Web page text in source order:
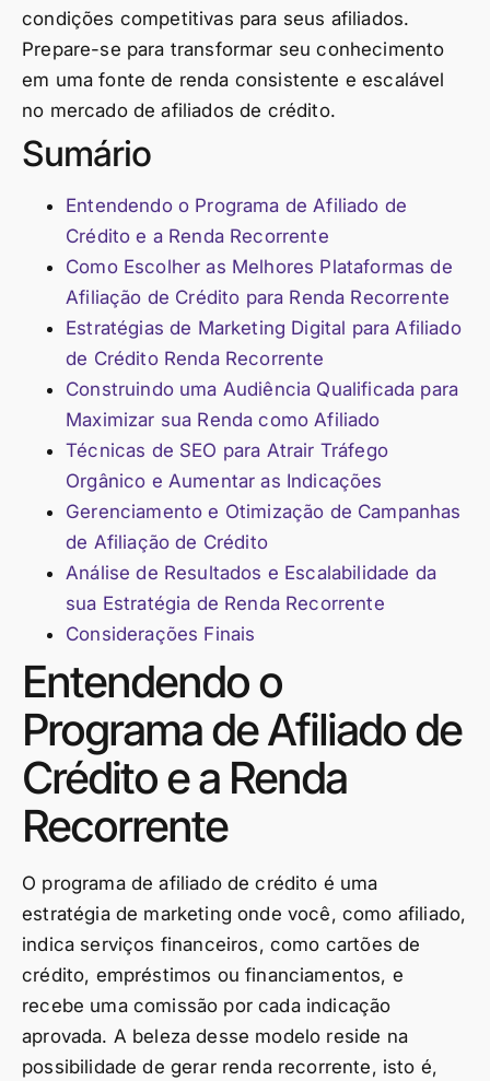
condições competitivas para seus afiliados.
Prepare-se para transformar seu conhecimento
em uma fonte de renda consistente e escalável
no mercado de afiliados de crédito.
Sumário
Entendendo o Programa de Afiliado de
Crédito e a Renda Recorrente
Como Escolher as Melhores Plataformas de
Afiliação de Crédito para Renda Recorrente
Estratégias de Marketing Digital para Afiliado
de Crédito Renda Recorrente
Construindo uma Audiência Qualificada para
Maximizar sua Renda como Afiliado
Técnicas de SEO para Atrair Tráfego
Orgânico e Aumentar as Indicações
Gerenciamento e Otimização de Campanhas
de Afiliação de Crédito
Análise de Resultados e Escalabilidade da
sua Estratégia de Renda Recorrente
Considerações Finais
Entendendo o
Programa de Afiliado de
Crédito e a Renda
Recorrente
O programa de afiliado de crédito é uma
estratégia de marketing onde você, como afiliado,
indica serviços financeiros, como cartões de
crédito, empréstimos ou financiamentos, e
recebe uma comissão por cada indicação
aprovada. A beleza desse modelo reside na
possibilidade de gerar renda recorrente, isto é,